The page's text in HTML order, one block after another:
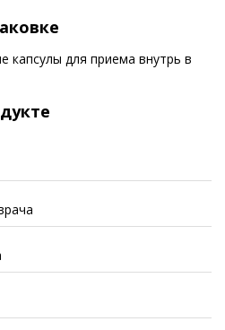
капсулы для приема внутрь в